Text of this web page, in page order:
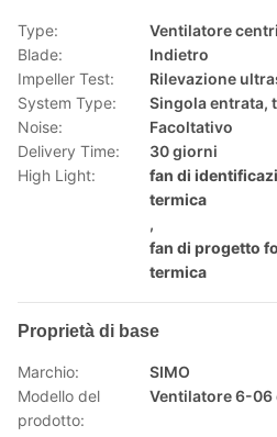
Type:
Ventilatore
Blade:
Indietro
Impeller Test:
Rilevazione
System Type:
Singola entrata,
Noise:
Facoltativo
Delivery Time:
30 giorni
High Light:
fan di
termica
,
fan di progetto
termica
Proprietà di base
Marchio:
SIMO
Modello del
prodotto:
Ventilatore 6-06